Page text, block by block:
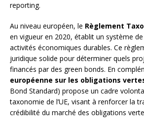
reporting.
Au niveau européen, le Règlement
en vigueur en 2020, établit un système
activités économiques durables. Ce
juridique solide pour déterminer quels
financés par des green bonds. En
européenne sur les obligations
Bond Standard) propose un cadre
taxonomie de l’UE, visant à renforcer la
crédibilité du marché des obligations